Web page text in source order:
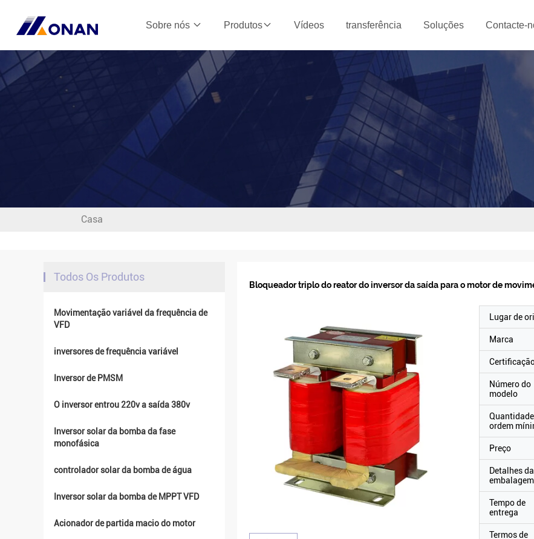
Sobre nós Produtos Vídeos transferência Soluções Contacte-
Casa
Todos Os Produtos
Movimentação variável da frequência de
VFD
inversores de frequência variável
Inversor de PMSM
O inversor entrou 220v a saída 380v
Inversor solar da bomba da fase
monofásica
controlador solar da bomba de água
Inversor solar da bomba de MPPT VFD
Acionador de partida macio do motor
Bloqueador triplo do reator do inversor da saída para o motor de
Lugar de
Marca
Número do
modelo
ordem
Preço
Detalhes da
embalagem
Tempo de
entrega
Termos de